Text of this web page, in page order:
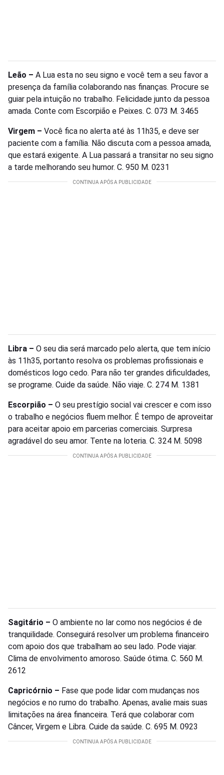
Leão – A Lua esta no seu signo e você tem a seu favor a
presença da família colaborando nas finanças. Procure se
guiar pela intuição no trabalho. Felicidade junto da pessoa
amada. Conte com Escorpião e Peixes. C. 073 M. 3465
Virgem – Você fica no alerta até às 11h35, e deve ser
paciente com a família. Não discuta com a pessoa amada,
que estará exigente. A Lua passará a transitar no seu signo
a tarde melhorando seu humor. C. 950 M. 0231
Libra – O seu dia será marcado pelo alerta, que tem início
às 11h35, portanto resolva os problemas profissionais e
domésticos logo cedo. Para não ter grandes dificuldades,
se programe. Cuide da saúde. Não viaje. C. 274 M. 1381
Escorpião – O seu prestígio social vai crescer e com isso
o trabalho e negócios fluem melhor. É tempo de aproveitar
para aceitar apoio em parcerias comerciais. Surpresa
agradável do seu amor. Tente na loteria. C. 324 M. 5098
Sagitário – O ambiente no lar como nos negócios é de
tranquilidade. Conseguirá resolver um problema financeiro
com apoio dos que trabalham ao seu lado. Pode viajar.
Clima de envolvimento amoroso. Saúde ótima. C. 560 M.
2612
Capricórnio – Fase que pode lidar com mudanças nos
negócios e no rumo do trabalho. Apenas, avalie mais suas
limitações na área financeira. Terá que colaborar com
Câncer, Virgem e Libra. Cuide da saúde. C. 695 M. 0923